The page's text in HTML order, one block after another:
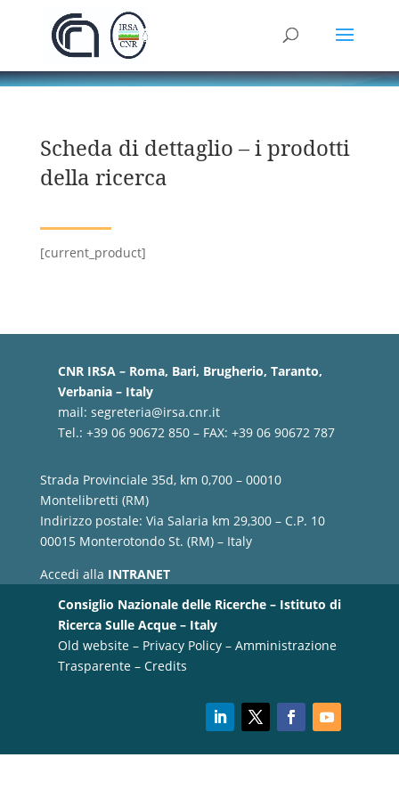
Scheda di dettaglio – i prodotti
della ricerca
[current_product]
CNR IRSA – Roma, Bari, Brugherio, Taranto,
Verbania – Italy
mail: segreteria@irsa.cnr.it
Tel.: +39 06 90672 850 – FAX: +39 06 90672 787
Strada Provinciale 35d, km 0,700 – 00010
Montelibretti (RM)
Indirizzo postale: Via Salaria km 29,300 – C.P. 10
00015 Monterotondo St. (RM) – Italy
Accedi alla INTRANET
Consiglio Nazionale delle Ricerche – Istituto di
Ricerca Sulle Acque – Italy
Old website– Privacy Policy– Amministrazione
Trasparente– Credits